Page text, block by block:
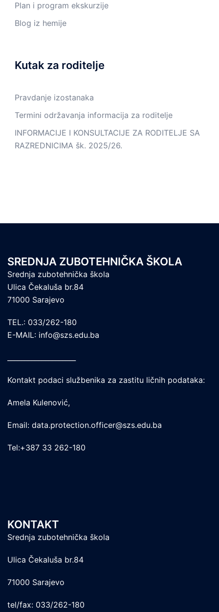
Plan i program ekskurzije
Blog iz hemije
Kutak za roditelje
Pravdanje izostanaka
Termini održavanja informacija za roditelje
INFORMACIJE I KONSULTACIJE ZA RODITELJE SA
RAZREDNICIMA šk. 2025/26.
SREDNJA ZUBOTEHNIČKA ŠKOLA
Srednja zubotehnička škola
Ulica Čekaluša br.84
71000 Sarajevo
TEL.: 033/262-180
E-MAIL: info@szs.edu.ba
Kontakt podaci službenika za zastitu ličnih podataka:
Amela Kulenović,
Email: data.protection.officer@szs.edu.ba
Tel:+387 33 262-180
KONTAKT
Srednja zubotehnička škola
Ulica Čekaluša br.84
71000 Sarajevo
tel/fax: 033/262-180